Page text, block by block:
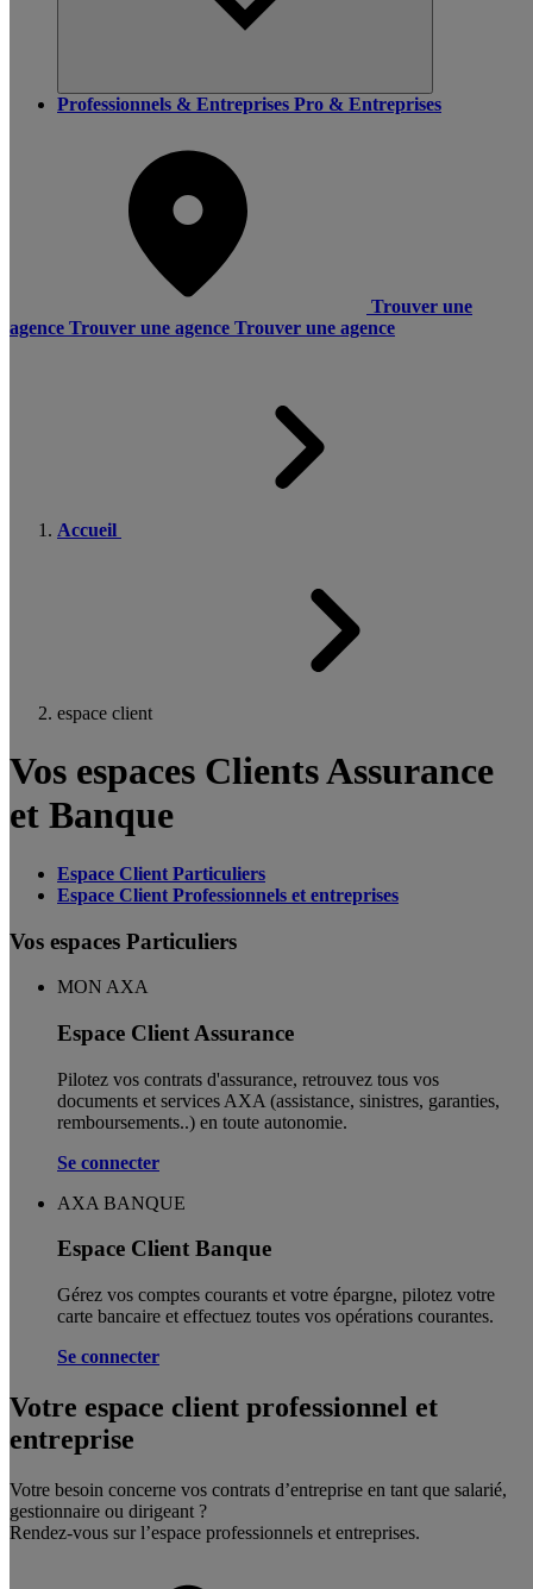
Professionnels & Entreprises Pro & Entreprises
Trouver une
agence Trouver une agence Trouver une agence
Accueil
espace client
Vos espaces Clients Assurance
et Banque
Espace Client Particuliers
Espace Client Professionnels et entreprises
Vos espaces Particuliers
MON AXA
Espace Client Assurance
Pilotez vos contrats d'assurance, retrouvez tous vos
documents et services AXA (assistance, sinistres, garanties,
remboursements..) en toute autonomie. ​
Se connecter
AXA BANQUE
Espace Client Banque
Gérez vos comptes courants et votre épargne, pilotez votre
carte bancaire et effectuez toutes vos opérations courantes.
Se connecter
Votre espace client professionnel et
entreprise
Votre besoin concerne vos contrats d’entreprise en tant que salarié,
gestionnaire ou dirigeant ?
Rendez-vous sur l’espace professionnels et entreprises.